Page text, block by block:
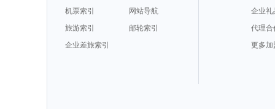
机票索引
网站导航
旅游索引
邮轮索引
企业差旅索引
企业礼
代理合
更多加